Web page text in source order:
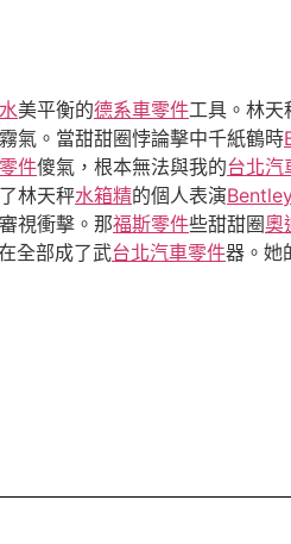
美平衡的德系車零件工具。林天
氣。當甜甜圈悖論擊中千紙鶴時
件傻氣，根本無法與我的台北汽
林天秤水箱精的個人表演
視衝擊。那福斯零件些甜甜圈奧
全部成了武台北汽車零件器。她